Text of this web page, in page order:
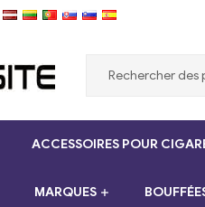
ACCESSOIRES POUR
MARQUES